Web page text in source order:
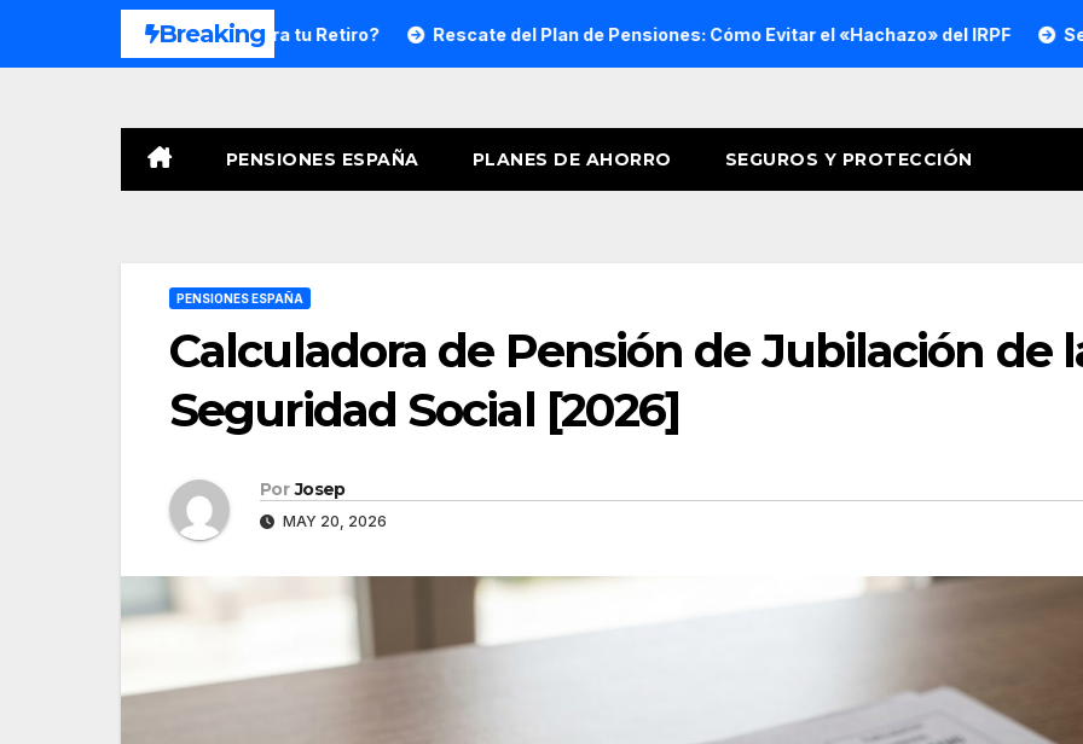
Breaking
Invertir para tu Retiro? Rescate del Plan de Pensiones: Cómo Evitar el «Hachazo» del IRPF Seguros de
PENSIONES ESPAÑA PLANES DE AHORRO SEGUROS Y PROTECCIÓN
PENSIONES ESPAÑA
Calculadora de Pensión de Jubilación de
Seguridad Social [2026]
Por Josep
MAY 20, 2026